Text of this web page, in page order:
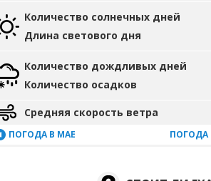
Количество солнечных дней
Длина светового дня
Количество дождливых дней
Количество осадков
Средняя скорость ветра
ПОГОДА В МАЕ ПОГОДА